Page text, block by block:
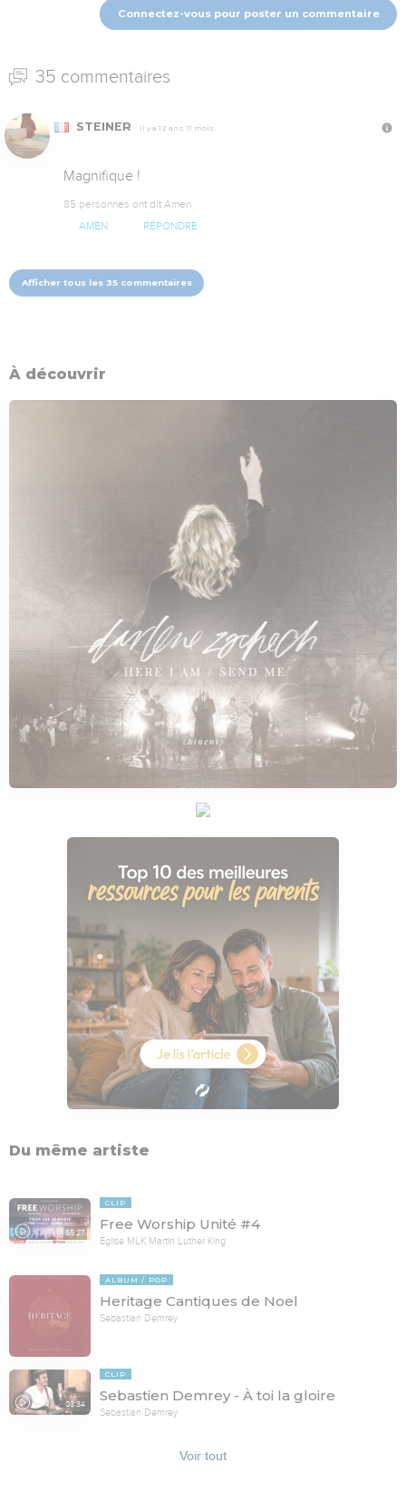
Connectez-vous pour poster un commentaire
35 commentaires
STEINER Il y a 12 ans, 11 mois
Magnifique !
85 personnes ont dit Amen
AMEN RÉPONDRE
Afficher tous les 35 commentaires
À découvrir
Du même artiste
65:27
CLIP
Free Worship Unité #4
Eglise MLK Martin Luther King
ALBUM POP
Heritage Cantiques de Noel
Sebastian Demrey
03:34
CLIP
Sebastien Demrey - À toi la gloire
Sebastian Demrey
Voir tout